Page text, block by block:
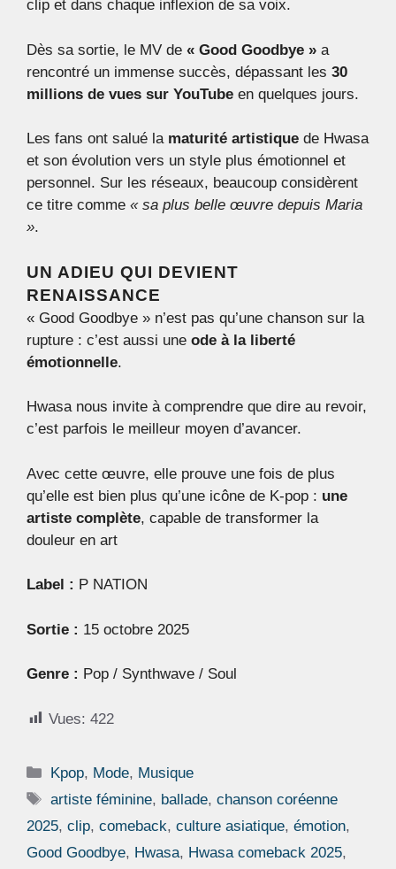
clip et dans chaque inflexion de sa voix.
Dès sa sortie, le MV de « Good Goodbye » a
rencontré un immense succès, dépassant les 30
millions de vues sur YouTube en quelques jours.
Les fans ont salué la maturité artistique de Hwasa
et son évolution vers un style plus émotionnel et
personnel. Sur les réseaux, beaucoup considèrent
ce titre comme « sa plus belle œuvre depuis Maria
».
UN ADIEU QUI DEVIENT
RENAISSANCE
« Good Goodbye » n’est pas qu’une chanson sur la
rupture : c’est aussi une ode à la liberté
émotionnelle.
Hwasa nous invite à comprendre que dire au revoir,
c’est parfois le meilleur moyen d’avancer.
Avec cette œuvre, elle prouve une fois de plus
qu’elle est bien plus qu’une icône de K-pop : une
artiste complète, capable de transformer la
douleur en art
Label : P NATION
Sortie : 15 octobre 2025
Genre : Pop / Synthwave / Soul
Vues: 422
Catégories
Kpop, Mode, Musique
Étiquettes
artiste féminine, ballade,chanson coréenne
2025, clip, comeback, culture asiatique, émotion,
Good Goodbye, Hwasa, Hwasa comeback 2025,